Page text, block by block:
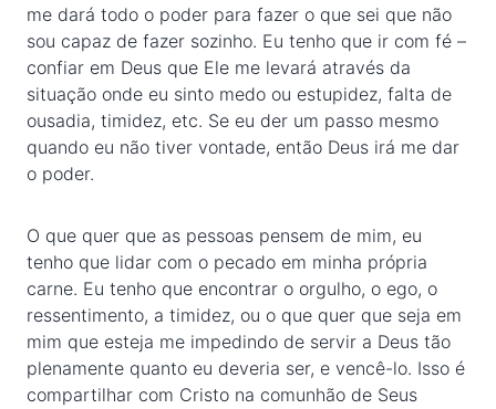
me dará todo o poder para fazer o que sei que não
sou capaz de fazer sozinho. Eu tenho que ir com fé –
confiar em Deus que Ele me levará através da
situação onde eu sinto medo ou estupidez, falta de
ousadia, timidez, etc. Se eu der um passo mesmo
quando eu não tiver vontade, então Deus irá me dar
o poder.
O que quer que as pessoas pensem de mim, eu
tenho que lidar com o pecado em minha própria
carne. Eu tenho que encontrar o orgulho, o ego, o
ressentimento, a timidez, ou o que quer que seja em
mim que esteja me impedindo de servir a Deus tão
plenamente quanto eu deveria ser, e vencê-lo. Isso é
compartilhar com Cristo na comunhão de Seus